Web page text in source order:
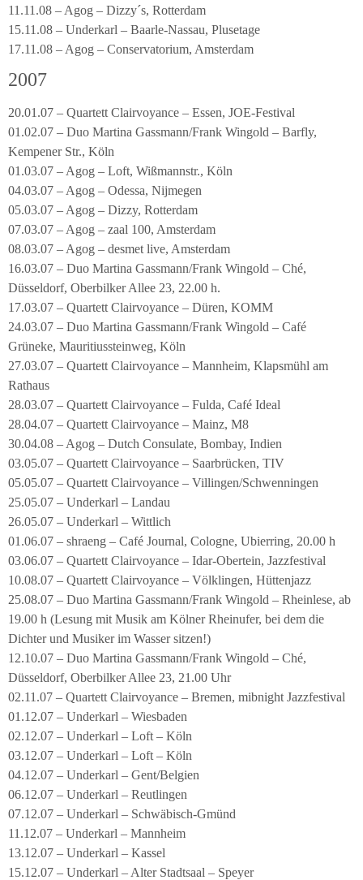
11.11.08 – Agog – Dizzy´s, Rotterdam
15.11.08 – Underkarl – Baarle-Nassau, Plusetage
17.11.08 – Agog – Conservatorium, Amsterdam
2007
20.01.07 – Quartett Clairvoyance – Essen, JOE-Festival
01.02.07 – Duo Martina Gassmann/Frank Wingold – Barfly,
Kempener Str., Köln
01.03.07 – Agog – Loft, Wißmannstr., Köln
04.03.07 – Agog – Odessa, Nijmegen
05.03.07 – Agog – Dizzy, Rotterdam
07.03.07 – Agog – zaal 100, Amsterdam
08.03.07 – Agog – desmet live, Amsterdam
16.03.07 – Duo Martina Gassmann/Frank Wingold – Ché,
Düsseldorf, Oberbilker Allee 23, 22.00 h.
17.03.07 – Quartett Clairvoyance – Düren, KOMM
24.03.07 – Duo Martina Gassmann/Frank Wingold – Café
Grüneke, Mauritiussteinweg, Köln
27.03.07 – Quartett Clairvoyance – Mannheim, Klapsmühl am
Rathaus
28.03.07 – Quartett Clairvoyance – Fulda, Café Ideal
28.04.07 – Quartett Clairvoyance – Mainz, M8
30.04.08 – Agog – Dutch Consulate, Bombay, Indien
03.05.07 – Quartett Clairvoyance – Saarbrücken, TIV
05.05.07 – Quartett Clairvoyance – Villingen/Schwenningen
25.05.07 – Underkarl – Landau
26.05.07 – Underkarl – Wittlich
01.06.07 – shraeng – Café Journal, Cologne, Ubierring, 20.00 h
03.06.07 – Quartett Clairvoyance – Idar-Obertein, Jazzfestival
10.08.07 – Quartett Clairvoyance – Völklingen, Hüttenjazz
25.08.07 – Duo Martina Gassmann/Frank Wingold – Rheinlese, ab
19.00 h (Lesung mit Musik am Kölner Rheinufer, bei dem die
Dichter und Musiker im Wasser sitzen!)
12.10.07 – Duo Martina Gassmann/Frank Wingold – Ché,
Düsseldorf, Oberbilker Allee 23, 21.00 Uhr
02.11.07 – Quartett Clairvoyance – Bremen, mibnight Jazzfestival
01.12.07 – Underkarl – Wiesbaden
02.12.07 – Underkarl – Loft – Köln
03.12.07 – Underkarl – Loft – Köln
04.12.07 – Underkarl – Gent/Belgien
06.12.07 – Underkarl – Reutlingen
07.12.07 – Underkarl – Schwäbisch-Gmünd
11.12.07 – Underkarl – Mannheim
13.12.07 – Underkarl – Kassel
15.12.07 – Underkarl – Alter Stadtsaal – Speyer